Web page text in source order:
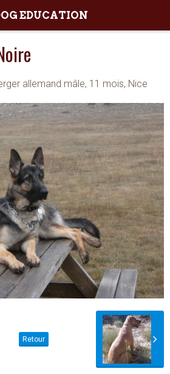
EDUCATION
allemand mâle, 11 mois, Nice
Retour